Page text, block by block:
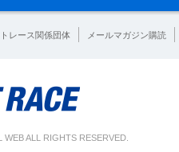
レース関係団体 メールマガジン購読
ALL RIGHTS RESERVED.